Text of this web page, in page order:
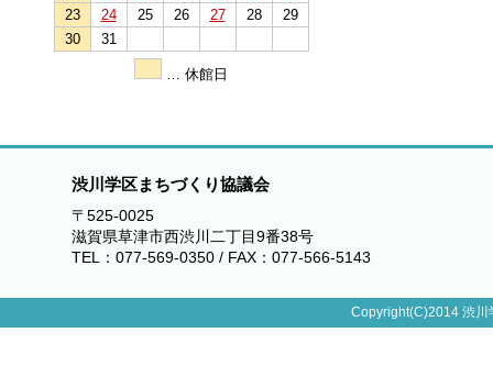
23
24 25 26 27 28
29
30
31
… 休館日
渋川学区まちづくり協議会
〒525-0025
滋賀県草津市西渋川二丁目9番38号
TEL：077-569-0350 / FAX：077-566-5143
Copyright(C)2014 渋川